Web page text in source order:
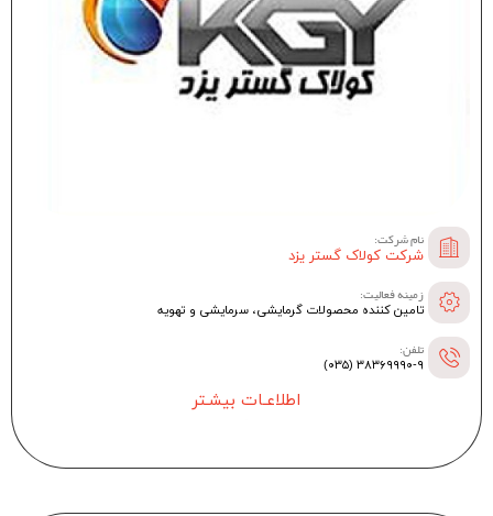
نام شرکت:
شرکت کولاک گستر یزد
زمینه فعالیت:
تامین کننده محصولات گرمایشی، سرمایشی و تهویه
تلفن:
۳۸۳۶۹۹۹۰-۹ (۰۳۵)
اطلاعـات بیشـتر